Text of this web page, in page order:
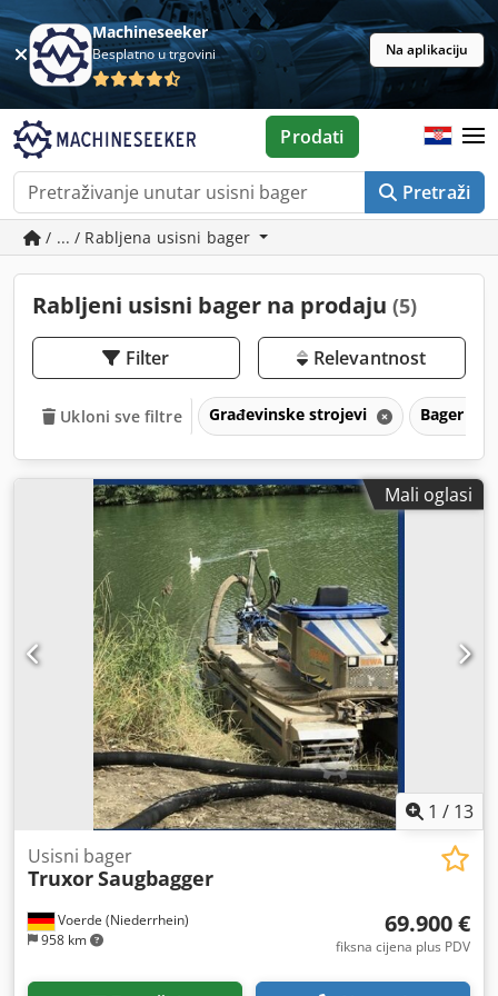
Machineseeker
Besplatno u trgovini Na aplikaciju
Pretraži
Prodati
/ ... / Rabljena usisni bager
Rabljeni usisni bager na prodaju (5)
Filter Relevantnost
Ukloni sve filtre Građevinske strojevi Bager
Mali oglasi
1 / 13
Voerde (Niederrhein)
958 km
Usisni bager
TruxorSaugbagger
69.900 €
fiksna cijena plus PDV